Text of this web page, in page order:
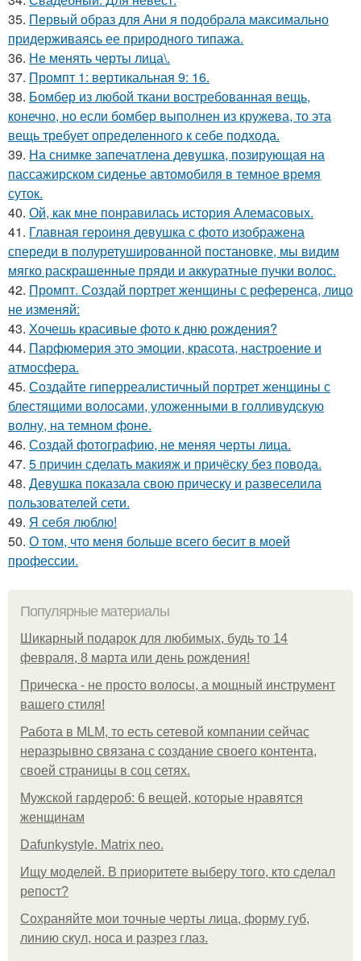
35. Первый образ для Ани я подобрала максимально
придерживаясь ее природного типажа.
36. Не менять черты лица\.
37. Промпт 1: вертикальная 9: 16.
38. Бомбер из любой ткани востребованная вещь,
конечно, но если бомбер выполнен из кружева, то эта
вещь требует определенного к себе подхода.
39. На снимке запечатлена девушка, позирующая на
пассажирском сиденье автомобиля в темное время
суток.
40. Ой, как мне понравилась история Алемасовых.
41. Главная героиня девушка с фото изображена
спереди в полуретушированной постановке, мы видим
мягко раскрашенные пряди и аккуратные пучки волос.
42. Промпт. Создай портрет женщины с референса, лицо
не изменяй:
43. Хочешь красивые фото к дню рождения?
44. Парфюмерия это эмоции, красота, настроение и
атмосфера.
45. Создайте гиперреалистичный портрет женщины с
блестящими волосами, уложенными в голливудскую
волну, на темном фоне.
46. Создай фотографию, не меняя черты лица.
47. 5 причин сделать макияж и причёску без повода.
48. Девушка показала свою прическу и развеселила
пользователей сети.
49. Я себя люблю!
50. О том, что меня больше всего бесит в моей
профессии.
Популярные материалы
Шикарный подарок для любимых, будь то 14
февраля, 8 марта или день рождения!
Прическа - не просто волосы, а мощный инструмент
вашего стиля!
Работа в MLM, то есть сетевой компании сейчас
неразрывно связана с создание своего контента,
своей страницы в соц сетях.
Мужской гардероб: 6 вещей, которые нравятся
женщинам
Dafunkystyle. Matrix neo.
Ищу моделей. В приоритете выберу того, кто сделал
репост?
Сохраняйте мои точные черты лица, форму губ,
линию скул, носа и разрез глаз.